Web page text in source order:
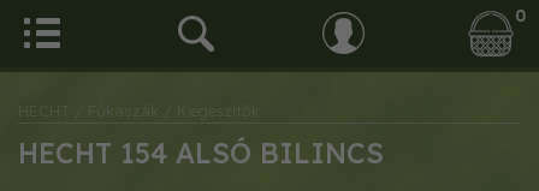
0
HECHT / Fűkaszák / Kiegészítők
HECHT 154 ALSÓ BILINCS